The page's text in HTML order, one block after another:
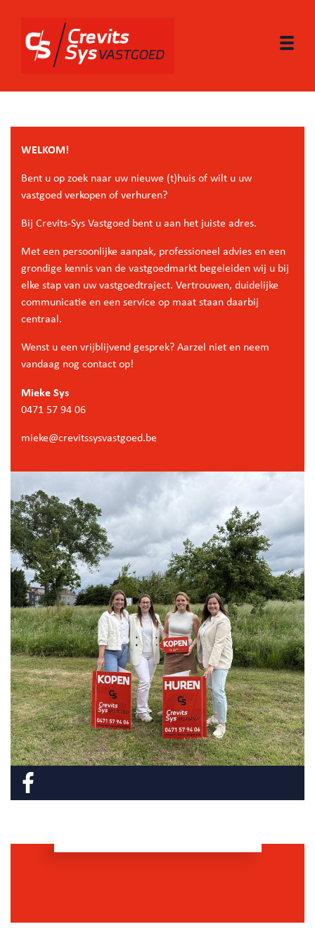
WELKOM!
Bent u op zoek naar uw nieuwe (t)huis of wilt u uw
vastgoed verkopen of verhuren?
Bij Crevits-Sys Vastgoed bent u aan het juiste adres.
Met een persoonlijke aanpak, professioneel advies en een
grondige kennis van de vastgoedmarkt begeleiden wij u bij
elke stap van uw vastgoedtraject. Vertrouwen, duidelijke
communicatie en een service op maat staan daarbij
centraal.
Wenst u een vrijblijvend gesprek? Aarzel niet en neem
vandaag nog contact op!
Mieke Sys
0471 57 94 06
mieke@crevitssysvastgoed.be